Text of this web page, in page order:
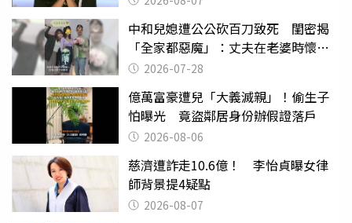
中和兒媳遭公公砍百刀致死 閨密揭
「全家都惡魔」：丈夫在老婆時懷孕
摔東西
2026-07-28
億萬富豪遭兒「大義滅親」！偷生子
怕曝光 竟盜鄰居身份辦假證落戶
2026-08-06
慈濟遭詐走10.6億！ 李怡貞曝女律
師背景提4疑點
2026-08-07